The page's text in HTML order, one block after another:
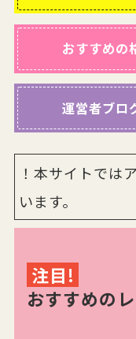
おすすめの
運営者ブロ
！本サイトでは
います。
注目!
おすすめの